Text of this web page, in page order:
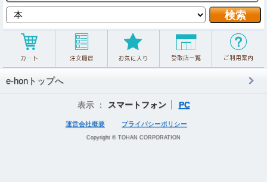
e-honトップへ
表示 ： スマートフォン PC
運営会社概要 プライバシーポリシー
Copyright © TOHAN CORPORATION